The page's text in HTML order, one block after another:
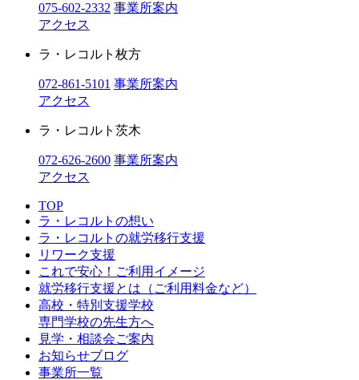
075-602-2332 事業所案内
アクセス
ラ・レコルト枚方
072-861-5101 事業所案内
アクセス
ラ・レコルト茨木
072-626-2600 事業所案内
アクセス
TOP
ラ・レコルトの想い
ラ・レコルトの就労移行支援
リワーク支援
これで安心！ご利用イメージ
就労移行支援とは（ご利用料金など）
高校・特別支援学校
専門学校の先生方へ
見学・相談会ご案内
お知らせブログ
事業所一覧